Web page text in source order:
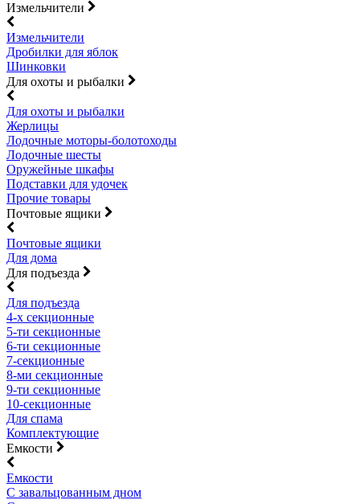
Измельчители
Измельчители
Дробилки для яблок
Шинковки
Для охоты и рыбалки
Для охоты и рыбалки
Жерлицы
Лодочные моторы-болотоходы
Лодочные шесты
Оружейные шкафы
Подставки для удочек
Прочие товары
Почтовые ящики
Почтовые ящики
Для дома
Для подъезда
Для подъезда
4-х секционные
5-ти секционные
6-ти секционные
7-секционные
8-ми секционные
9-ти секционные
10-секционные
Для спама
Комплектующие
Емкости
Емкости
С завальцованным дном